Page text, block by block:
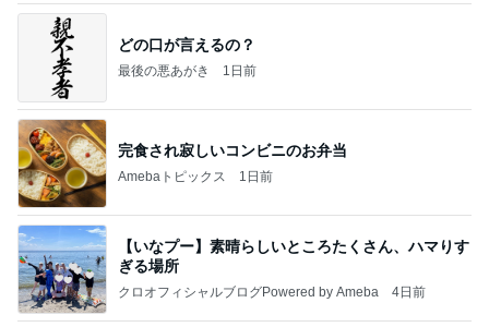
どの口が言えるの？
最後の悪あがき 1日前
完食され寂しいコンビニのお弁当
Amebaトピックス 1日前
【いなプー】素晴らしいところたくさん、ハマりす
ぎる場所
クロオフィシャルブログPowered by Ameba 4日前